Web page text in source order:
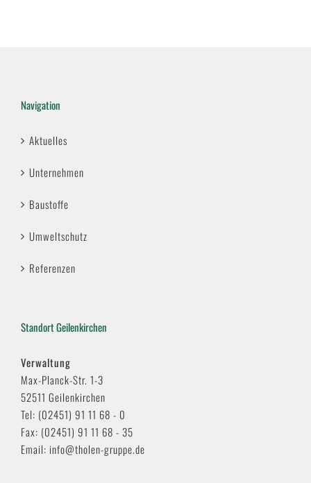
Navigation
Aktuelles
Unternehmen
Baustoffe
Umweltschutz
Referenzen
Standort Geilenkirchen
Verwaltung
Max-Planck-Str. 1-3
52511 Geilenkirchen
Tel: (02451) 91 11 68 - 0
Fax: (02451) 91 11 68 - 35
Email: info@tholen-gruppe.de